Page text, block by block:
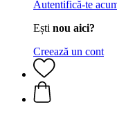
Autentifică-te
Ești nou aici?
Creează un cont